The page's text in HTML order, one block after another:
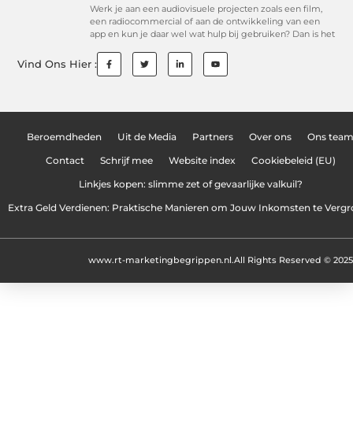
Werk je aan een audiovisuele projecten zoals een film,
een radiocommercial of aan de ontwikkeling van een
app en kun je daar wel wat hulp bij gebruiken? Dan is het
Vind Ons Hier :
Beroemdheden Uit de Media Partners Over ons Ons team
Contact Schrijf mee Website index Cookiebeleid (EU)
Linkjes kopen: slimme zet of gevaarlijke valkuil?
Extra Geld Verdienen: Praktische Manieren om Jouw Inkomsten te
All Rights Reserved © 2025
www.rt-marketingbegrippen.nl.